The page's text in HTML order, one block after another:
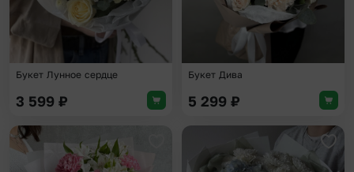
Букет Лунное сердце
3 599 ₽
Букет Дива
5 299 ₽
Добавить в избранное